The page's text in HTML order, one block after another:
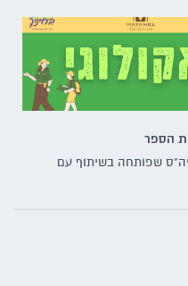
הספר
שפותחה בשיתוף עם